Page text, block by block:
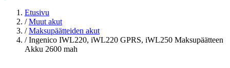
Etusivu
/ Muut akut
/ Maksupäätteiden akut
/ Ingenico IWL220, iWL220 GPRS, iWL250 Maksupäätteen
Akku 2600 mah